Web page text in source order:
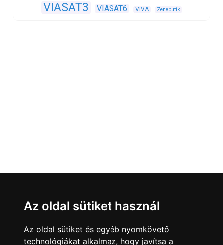
VIASAT3 VIASAT6 VIVA Zenebutik
Az oldal sütiket használ
Az oldal sütiket és egyéb nyomkövető
technológiákat alkalmaz, hogy javítsa a